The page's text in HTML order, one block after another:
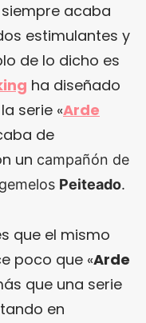
acaba
estimulantes y
de lo dicho es
ha diseñado
serie «Arde
de
un campañón de
Peiteado.
que el mismo
poco que «Arde
que una serie
en